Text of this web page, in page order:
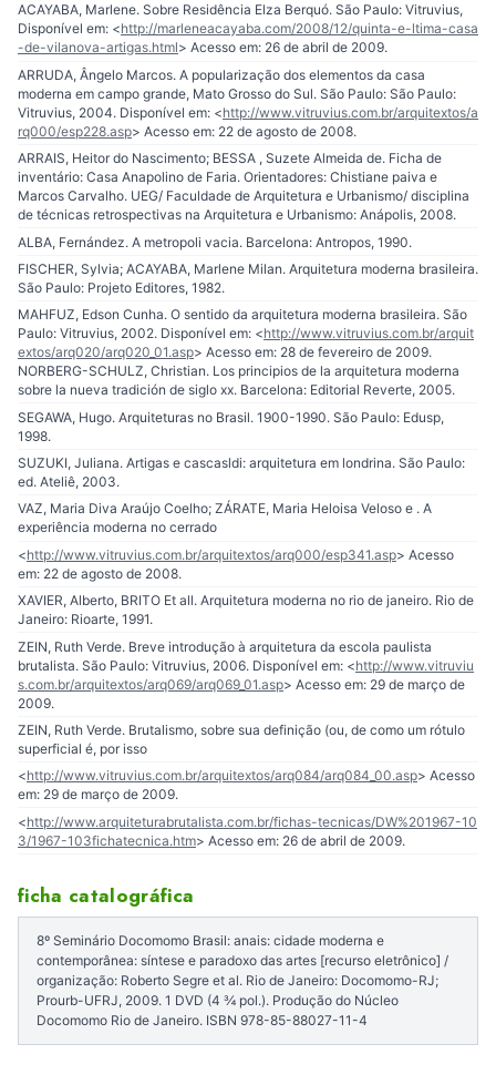
ACAYABA, Marlene. Sobre Residência Elza Berquó. São Paulo: Vitruvius,
Disponível em: <http://marleneacayaba.com/2008/12/quinta-e-ltima-casa
-de-vilanova-artigas.html> Acesso em: 26 de abril de 2009.
ARRUDA, Ângelo Marcos. A popularização dos elementos da casa
moderna em campo grande, Mato Grosso do Sul. São Paulo: São Paulo:
Vitruvius, 2004. Disponível em: <http://www.vitruvius.com.br/arquitextos/a
rq000/esp228.asp> Acesso em: 22 de agosto de 2008.
ARRAIS, Heitor do Nascimento; BESSA , Suzete Almeida de. Ficha de
inventário: Casa Anapolino de Faria. Orientadores: Chistiane paiva e
Marcos Carvalho. UEG/ Faculdade de Arquitetura e Urbanismo/ disciplina
de técnicas retrospectivas na Arquitetura e Urbanismo: Anápolis, 2008.
ALBA, Fernández. A metropoli vacia. Barcelona: Antropos, 1990.
FISCHER, Sylvia; ACAYABA, Marlene Milan. Arquitetura moderna brasileira.
São Paulo: Projeto Editores, 1982.
MAHFUZ, Edson Cunha. O sentido da arquitetura moderna brasileira. São
Paulo: Vitruvius, 2002. Disponível em: <http://www.vitruvius.com.br/arquit
extos/arq020/arq020_01.asp> Acesso em: 28 de fevereiro de 2009.
NORBERG-SCHULZ, Christian. Los principios de la arquitetura moderna
sobre la nueva tradición de siglo xx. Barcelona: Editorial Reverte, 2005.
SEGAWA, Hugo. Arquiteturas no Brasil. 1900-1990. São Paulo: Edusp,
1998.
SUZUKI, Juliana. Artigas e cascasldi: arquitetura em londrina. São Paulo:
ed. Ateliê, 2003.
VAZ, Maria Diva Araújo Coelho; ZÁRATE, Maria Heloisa Veloso e . A
experiência moderna no cerrado
<http://www.vitruvius.com.br/arquitextos/arq000/esp341.asp> Acesso
em: 22 de agosto de 2008.
XAVIER, Alberto, BRITO Et all. Arquitetura moderna no rio de janeiro. Rio de
Janeiro: Rioarte, 1991.
ZEIN, Ruth Verde. Breve introdução à arquitetura da escola paulista
brutalista. São Paulo: Vitruvius, 2006. Disponível em: <http://www.vitruviu
s.com.br/arquitextos/arq069/arq069_01.asp> Acesso em: 29 de março de
2009.
ZEIN, Ruth Verde. Brutalismo, sobre sua definição (ou, de como um rótulo
superficial é, por isso
<http://www.vitruvius.com.br/arquitextos/arq084/arq084_00.asp> Acesso
em: 29 de março de 2009.
<http://www.arquiteturabrutalista.com.br/fichas-tecnicas/DW%201967-10
3/1967-103fichatecnica.htm> Acesso em: 26 de abril de 2009.
ficha catalográfica
8º Seminário Docomomo Brasil: anais: cidade moderna e
contemporânea: síntese e paradoxo das artes [recurso eletrônico] /
organização: Roberto Segre et al. Rio de Janeiro: Docomomo-RJ;
Prourb-UFRJ, 2009. 1 DVD (4 ¾ pol.). Produção do Núcleo
Docomomo Rio de Janeiro. ISBN 978-85-88027-11-4